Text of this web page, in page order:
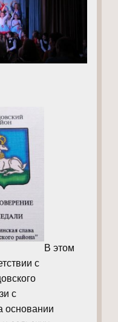
В этом
с
с
основании